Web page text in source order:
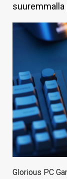
KAUPPA
VAIHDA TEEMA
HAKU
suuremmalla
Glorious PC